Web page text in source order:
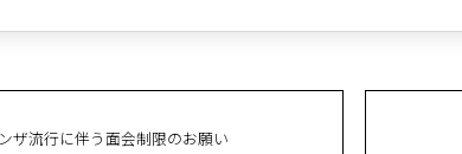
ザ流行に伴う面会制限のお願い